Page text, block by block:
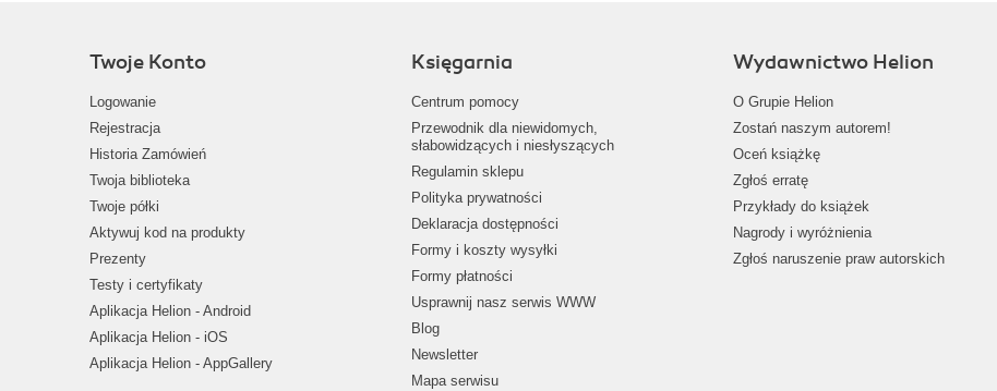
Twoje Konto
Logowanie
Rejestracja
Historia Zamówień
Twoja biblioteka
Twoje półki
Aktywuj kod na produkty
Prezenty
Testy i certyfikaty
Aplikacja Helion - Android
Aplikacja Helion - iOS
Aplikacja Helion - AppGallery
Księgarnia
Centrum pomocy
Przewodnik dla niewidomych,
słabowidzących i niesłyszących
Regulamin sklepu
Polityka prywatności
Deklaracja dostępności
Formy i koszty wysyłki
Formy płatności
Usprawnij nasz serwis WWW
Blog
Newsletter
Mapa serwisu
Wydawnictwo Helion
O Grupie Helion
Zostań naszym autorem!
Oceń książkę
Zgłoś erratę
Przykłady do książek
Nagrody i wyróżnienia
Zgłoś naruszenie praw autorskich